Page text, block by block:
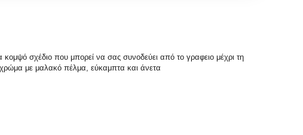
σχέδιο που μπορεί να σας συνοδεύει από το γραφειο μέχρι τη
με μαλακό πέλμα, εύκαμπτα και άνετα